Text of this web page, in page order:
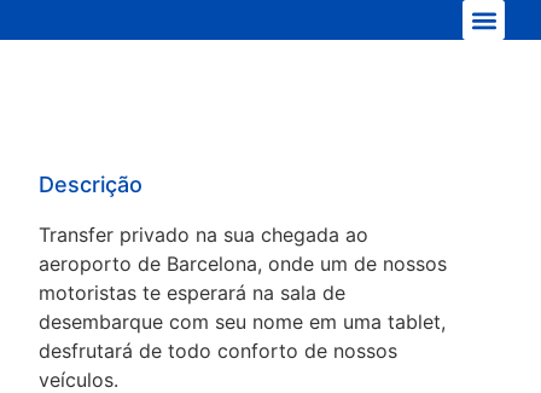
Descrição
Transfer privado na sua chegada ao
aeroporto de Barcelona, onde um de nossos
motoristas te esperará na sala de
desembarque com seu nome em uma tablet,
desfrutará de todo conforto de nossos
veículos.